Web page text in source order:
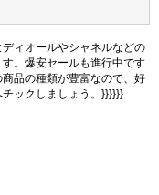
ィオールやシャネルなどの
。爆安セールも進行中です
品の種類が豊富なので、好
ックしましょう。}}}}}}